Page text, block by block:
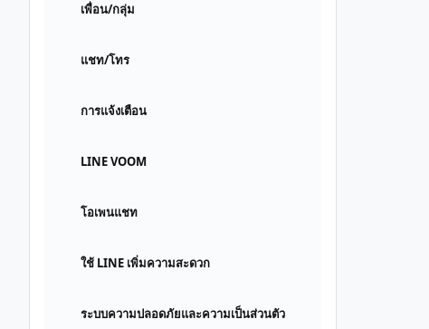
เพื่อน/กลุ่ม
แชท/โทร
การแจ้งเตือน
LINE VOOM
โอเพนแชท
ใช้ LINE เพิ่มความสะดวก
ระบบความปลอดภัยและความเป็นส่วนตัว